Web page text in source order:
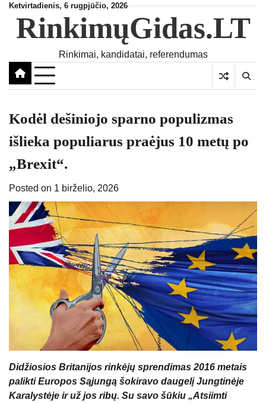
Skip
content
Ketvirtadienis, 6 rugpjūčio, 2026
RinkimųGidas.LT
Rinkimai, kandidatai, referendumas
Kodėl dešiniojo sparno populizmas
išlieka populiarus praėjus 10 metų po
„Brexit“.
Posted on 1 birželio, 2026
Didžiosios Britanijos rinkėjų sprendimas 2016 metais
palikti Europos Sąjungą šokiravo daugelį Jungtinėje
Karalystėje ir už jos ribų. Su savo šūkiu „Atsiimti